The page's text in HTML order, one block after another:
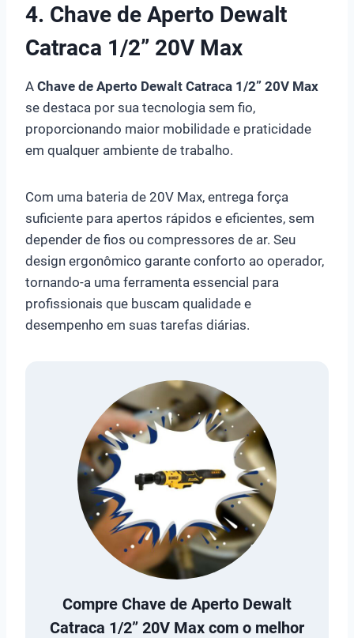
4. Chave de Aperto Dewalt
Catraca 1/2” 20V Max
A Chave de Aperto Dewalt Catraca 1/2” 20V Max
se destaca por sua tecnologia sem fio,
proporcionando maior mobilidade e praticidade
em qualquer ambiente de trabalho.
Com uma bateria de 20V Max, entrega força
suficiente para apertos rápidos e eficientes, sem
depender de fios ou compressores de ar. Seu
design ergonômico garante conforto ao operador,
tornando-a uma ferramenta essencial para
profissionais que buscam qualidade e
desempenho em suas tarefas diárias.
Compre Chave de Aperto Dewalt
Catraca 1/2” 20V Max com o melhor